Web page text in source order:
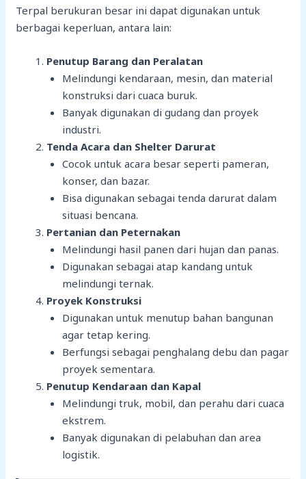
Terpal berukuran besar ini dapat digunakan untuk
berbagai keperluan, antara lain:
Penutup Barang dan Peralatan
Melindungi kendaraan, mesin, dan material
konstruksi dari cuaca buruk.
Banyak digunakan di gudang dan proyek
industri.
Tenda Acara dan Shelter Darurat
Cocok untuk acara besar seperti pameran,
konser, dan bazar.
Bisa digunakan sebagai tenda darurat dalam
situasi bencana.
Pertanian dan Peternakan
Melindungi hasil panen dari hujan dan panas.
Digunakan sebagai atap kandang untuk
melindungi ternak.
Proyek Konstruksi
Digunakan untuk menutup bahan bangunan
agar tetap kering.
Berfungsi sebagai penghalang debu dan pagar
proyek sementara.
Penutup Kendaraan dan Kapal
Melindungi truk, mobil, dan perahu dari cuaca
ekstrem.
Banyak digunakan di pelabuhan dan area
logistik.